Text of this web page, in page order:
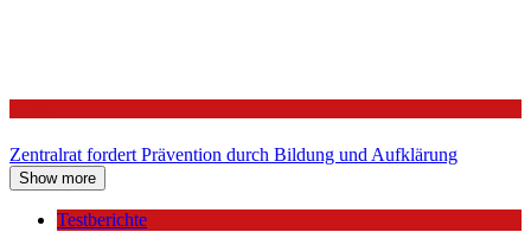
Zentralrat fordert Prävention durch Bildung und Aufklärung
Show more
Testberichte